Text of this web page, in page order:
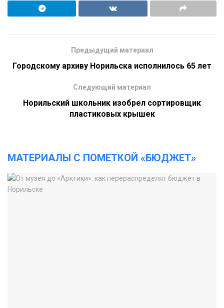
Предыдущий материал
Городскому архиву Норильска исполнилось 65 лет
Следующий материал
Норильский школьник изобрел сортировщик
пластиковых крышек
МАТЕРИАЛЫ С ПОМЕТКОЙ «БЮДЖЕТ»